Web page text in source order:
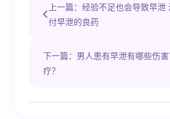
上一篇：经验不足也会导致早
付早泄的良药
下一篇：男人患有早泄有哪些伤
疗？